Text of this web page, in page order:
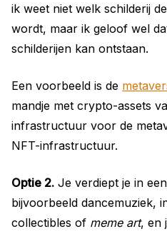
ik weet niet welk schilderij
wordt, maar ik geloof wel
schilderijen kan ontstaan.
Een voorbeeld is de
mandje met crypto-assets
infrastructuur voor de
NFT-infrastructuur.
Optie 2. Je verdiept je in
bijvoorbeeld dancemuziek,
collectibles of meme art, en